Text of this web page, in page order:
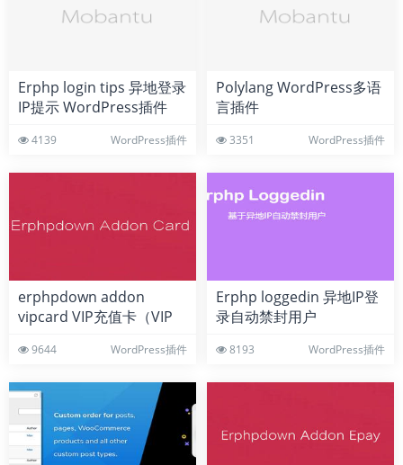
Erphp login tips 异地登录
IP提示 WordPress插件
4139 WordPress插件
Polylang WordPress多语
言插件
3351 WordPress插件
erphpdown addon
vipcard VIP充值卡（VIP
9644 WordPress插件
Erphp loggedin 异地IP登
录自动禁封用户
8193 WordPress插件